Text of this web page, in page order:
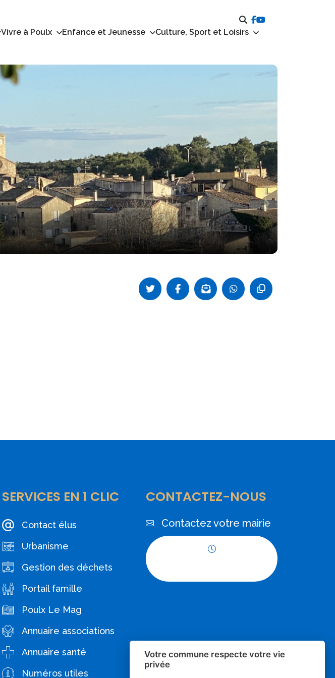
Vivre à Poulx Enfance et Jeunesse
Culture, Sport et Loisirs
SERVICES EN 1 CLIC
Contact élus
Urbanisme
Gestion des déchets
Portail famille
Poulx Le Mag
Annuaire associations
Annuaire santé
Numéros utiles
CONTACTEZ-NOUS
Contactez votre mairie
Votre commune respecte votre vie
privée